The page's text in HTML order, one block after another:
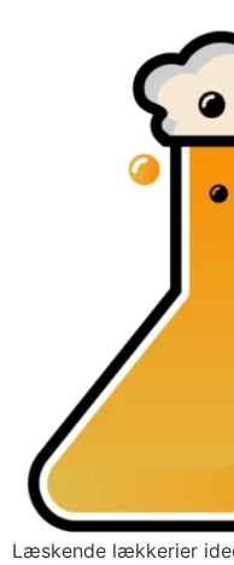
Læskende lækkerier